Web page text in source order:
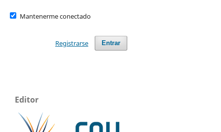
Mantenerme conectado
Entrar
Registrarse
Editor